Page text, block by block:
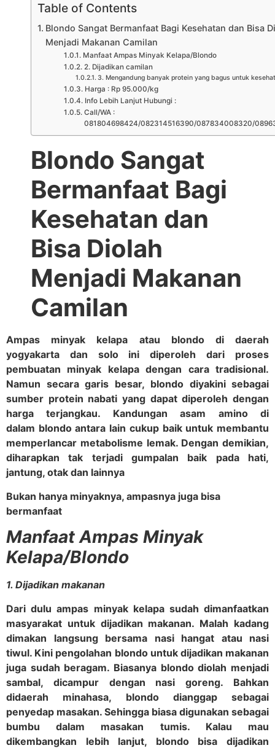
Table of Contents
Blondo Sangat Bermanfaat Bagi Kesehatan dan Bisa
Menjadi Makanan Camilan
Manfaat Ampas Minyak Kelapa/Blondo
2. Dijadikan camilan
3. Mengandung banyak protein yang bagus untuk
Harga : Rp 95.000/kg
Info Lebih Lanjut Hubungi :
Call/WA :
081804698424/082314516390/087834008320/
Blondo Sangat
Bermanfaat Bagi
Kesehatan dan
Bisa Diolah
Menjadi Makanan
Camilan
Ampas minyak kelapa atau blondo di daerah
yogyakarta dan solo ini diperoleh dari proses
pembuatan minyak kelapa dengan cara tradisional.
Namun secara garis besar, blondo diyakini sebagai
sumber protein nabati yang dapat diperoleh dengan
harga terjangkau. Kandungan asam amino di
dalam blondo antara lain cukup baik untuk membantu
memperlancar metabolisme lemak. Dengan demikian,
diharapkan tak terjadi gumpalan baik pada hati,
jantung, otak dan lainnya
Bukan hanya minyaknya, ampasnya juga bisa
bermanfaat
Manfaat Ampas Minyak
Kelapa/Blondo
1. Dijadikan makanan
Dari dulu ampas minyak kelapa sudah dimanfaatkan
masyarakat untuk dijadikan makanan. Malah kadang
dimakan langsung bersama nasi hangat atau nasi
tiwul. Kini pengolahan blondo untuk dijadikan makanan
juga sudah beragam. Biasanya blondo diolah menjadi
sambal, dicampur dengan nasi goreng. Bahkan
didaerah minahasa, blondo dianggap sebagai
penyedap masakan. Sehingga biasa digunakan sebagai
bumbu dalam masakan tumis. Kalau mau
dikembangkan lebih lanjut, blondo bisa dijadikan